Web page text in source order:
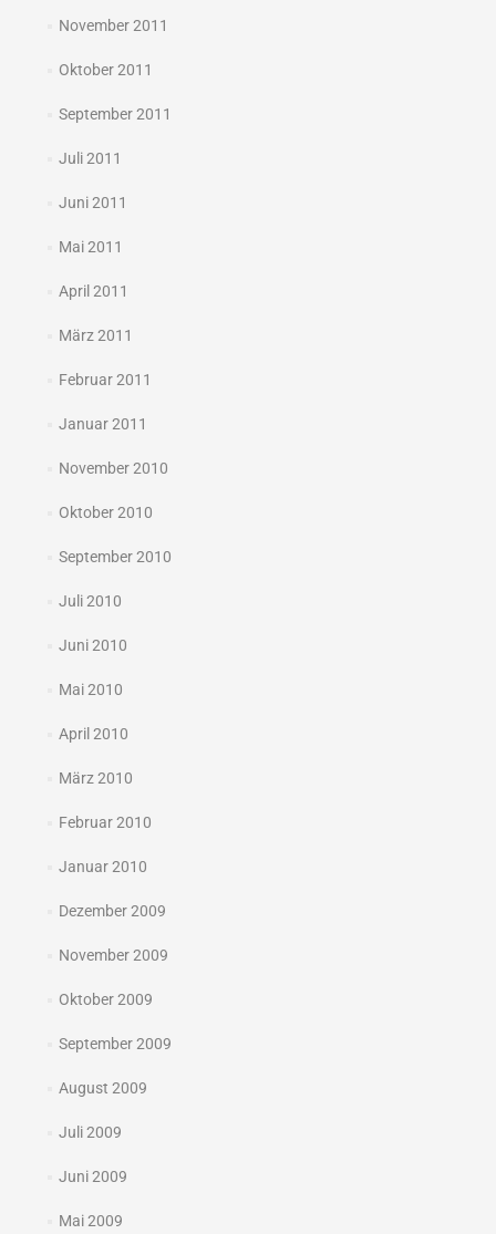
November 2011
Oktober 2011
September 2011
Juli 2011
Juni 2011
Mai 2011
April 2011
März 2011
Februar 2011
Januar 2011
November 2010
Oktober 2010
September 2010
Juli 2010
Juni 2010
Mai 2010
April 2010
März 2010
Februar 2010
Januar 2010
Dezember 2009
November 2009
Oktober 2009
September 2009
August 2009
Juli 2009
Juni 2009
Mai 2009